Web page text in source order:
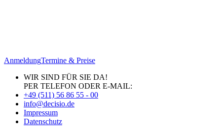
AnmeldungTermine & Preise
WIR SIND FÜR SIE DA!
PER TELEFON ODER E-MAIL:
+49 (511) 56 86 55 - 00
info@decisio.de
Impressum
Datenschutz